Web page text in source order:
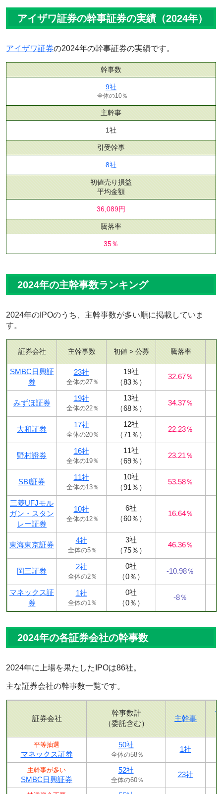
アイザワ証券の幹事証券の実績（2024年）
アイザワ証券の2024年の幹事証券の実績です。
幹事数
9社
全体の10％
主幹事
1社
引受幹事
8社
初値売り損益
平均金額
36,089円
騰落率
35％
2024年の主幹事数ランキング
2024年のIPOのうち、主幹事数が多い順に掲載していま
す。
証券会社 主幹事数 初値 > 公募 騰落率
SMBC日興証
券
23社
全体の27％
19社
（83％）
32.67％
みずほ証券
19社
全体の22％
13社
（68％）
34.37％
大和証券
17社
全体の20％
12社
（71％）
22.23％
野村證券
16社
全体の19％
11社
（69％）
23.21％
SBI証券
11社
全体の13％
10社
（91％）
53.58％
三菱UFJモル
ガン・スタン
レー証券
10社
全体の12％
6社
（60％）
16.64％
東海東京証券
4社
全体の5％
3社
（75％）
46.36％
岡三証券
2社
全体の2％
0社
（0％）
-10.98％
マネックス証
券
1社
全体の1％
0社
（0％）
-8％
2024年の各証券会社の幹事数
2024年に上場を果たしたIPOは86社。
主な証券会社の幹事数一覧です。
証券会社
幹事数計
（委託含む）
主幹事
平等抽選
マネックス証券
50社
全体の58％
1社
主幹事が多い
SMBC日興証券
52社
全体の60％
23社